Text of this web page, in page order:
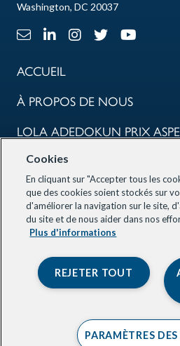
Washington, DC 20037
Lien e-mailLien LinkedIn
Lien Instagram
X Lien Lien Youtube
ACCUEIL
À PROPOS DE NOUS
LOLA ADEDOKUN PRIX
COMMUNAUTÉ
LES PROGRAMMES
NOS PARTENAIRES
Smack Happy Design
Cookies
En cliquant sur "Accepter tous les
que des cookies soient stockés sur
d'améliorer la navigation sur le site,
du site et de nous aider dans nos
Plus d'informations
REJETER TOUT
PARAMÈTRES